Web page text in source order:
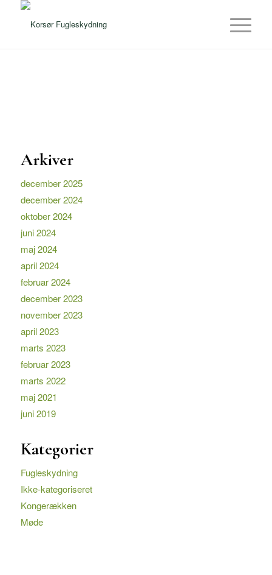
Arkiver
december 2025
december 2024
oktober 2024
juni 2024
maj 2024
april 2024
februar 2024
december 2023
november 2023
april 2023
marts 2023
februar 2023
marts 2022
maj 2021
juni 2019
Kategorier
Fugleskydning
Ikke-kategoriseret
Kongerækken
Møde